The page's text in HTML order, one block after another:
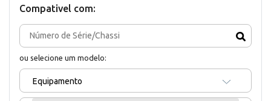
Compativel com:
ou selecione um modelo:
Equipamento